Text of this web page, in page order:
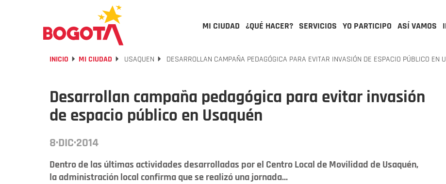
MI CIUDAD ¿QUÉ HACER? SERVICIOS YO PARTICIPO ASÍ VAMOS
INICIO MI CIUDAD USAQUEN DESARROLLAN CAMPAÑA PEDAGÓGICA PARA EVITAR INVASIÓN DE ESPACIO PÚBLICO EN
Desarrollan campaña pedagógica para evitar invasión
de espacio público en Usaquén
8·DIC·2014
Dentro de las últimas actividades desarrolladas por el Centro Local de Movilidad de Usaquén,
la administración local confirma que se realizó una jornada...